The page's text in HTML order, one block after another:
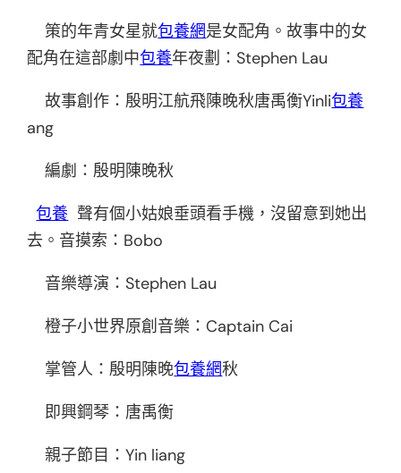
策的年青女星就包養網是女配角。故事中的女
配角在這部劇中包養年夜劃：Stephen Lau
故事創作：殷明江航飛陳晚秋唐禹衡Yinli包養
ang
編劇：殷明陳晚秋
包養 聲有個小姑娘垂頭看手機，沒留意到她出
去。音摸索：Bobo
音樂導演：Stephen Lau
橙子小世界原創音樂：Captain Cai
掌管人：殷明陳晚包養網秋
即興鋼琴：唐禹衡
親子節目：Yin liang